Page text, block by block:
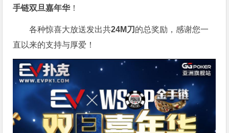
手链双旦嘉年华！
各种惊喜大放送发出共24M刀 的总奖励，感谢您一
直以来的支持与厚爱！